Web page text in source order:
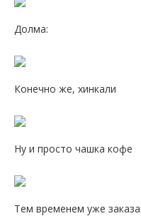
Долма:
Конечно же, хинкали
Ну и просто чашка кофе
Тем временем уже